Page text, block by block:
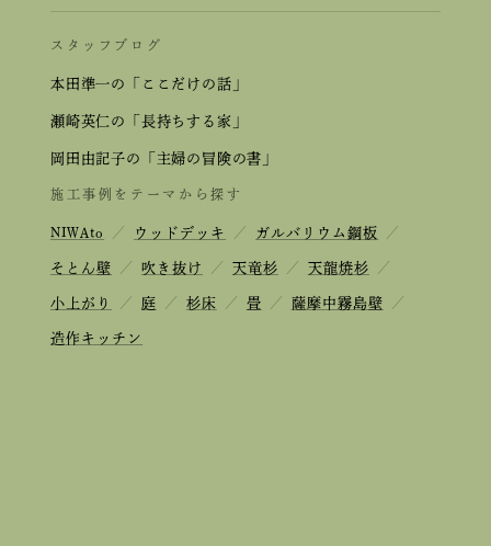
スタッフブログ
本田準一の「ここだけの話」
瀬崎英仁の「長持ちする家」
岡田由記子の「主婦の冒険の書」
施工事例をテーマから探す
NIWAto ／ ウッドデッキ ／ ガルバリウム鋼板 ／
そとん壁 ／ 吹き抜け ／ 天竜杉 ／ 天龍焼杉 ／
小上がり ／ 庭 ／ 杉床 ／ 畳 ／ 薩摩中霧島壁 ／
造作キッチン